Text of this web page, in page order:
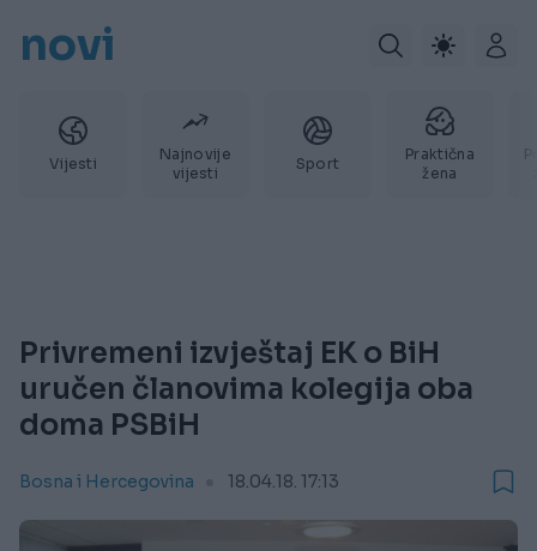
novi
Vijesti
Najnovije
vijesti
Sport
Praktična
žena
Privremeni izvještaj EK o BiH
uručen članovima kolegija oba
doma PSBiH
Bosna i Hercegovina 18.04.18. 17:13